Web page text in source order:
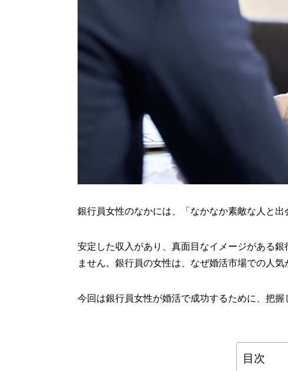
銀行員女性のなかには、「なかなか素敵な人と
安定した収入があり、真面目なイメージがある
ません。銀行員の女性は、なぜ婚活市場での人気
今回は銀行員女性が婚活で成功するために、把
目次